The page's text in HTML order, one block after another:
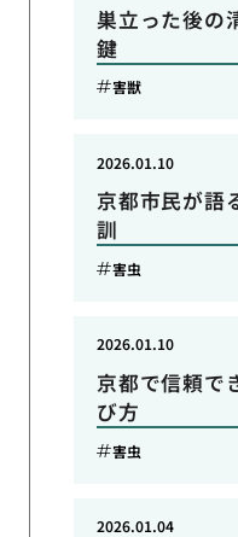
巣立った後の
鍵
害獣
京都市民が語
訓
2026.01.10
害虫
京都で信頼で
び方
2026.01.10
害虫
2026.01.04